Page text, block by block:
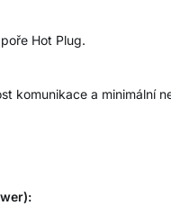
Hot Plug.
komunikace a minimální